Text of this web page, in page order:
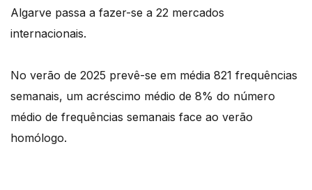
Algarve passa a fazer-se a 22 mercados
internacionais.
No verão de 2025 prevê-se em média 821 frequências
semanais, um acréscimo médio de 8% do número
médio de frequências semanais face ao verão
homólogo.